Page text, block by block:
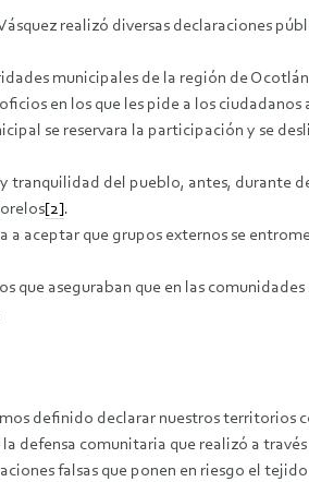
realizó diversas declaraciones
municipales de la región de
en los que les pide a los
se reservara la participación y se
del pueblo, antes, durante
[2].
a aceptar que grupos externos se
aseguraban que en las
definido declarar nuestros territorios
defensa comunitaria que realizó a
falsas que ponen en riesgo el